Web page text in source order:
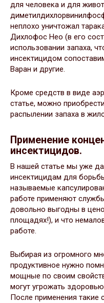
для человека и для
неплохо уничтожал
Дихлофос Нео (в его
использовании запаха,
инсектицидом
Варан и другие.
Кроме средств в виде
статье, можно
распылении запаха в
Применение
инсектицидов.
В нашей статье мы уже
инсектицидам для
называемые
работе применяют
довольно выгодны в
площадях!), и что
работе.
Выбирая из огромного
продуктивное нужно
мощные по своим
могут угрожать
После применения такие